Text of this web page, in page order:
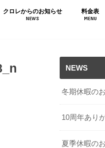
クロレからのお知らせ
NEWS
料金表
MENU
NEWS
冬期休暇の
10周年あり
夏季休暇の